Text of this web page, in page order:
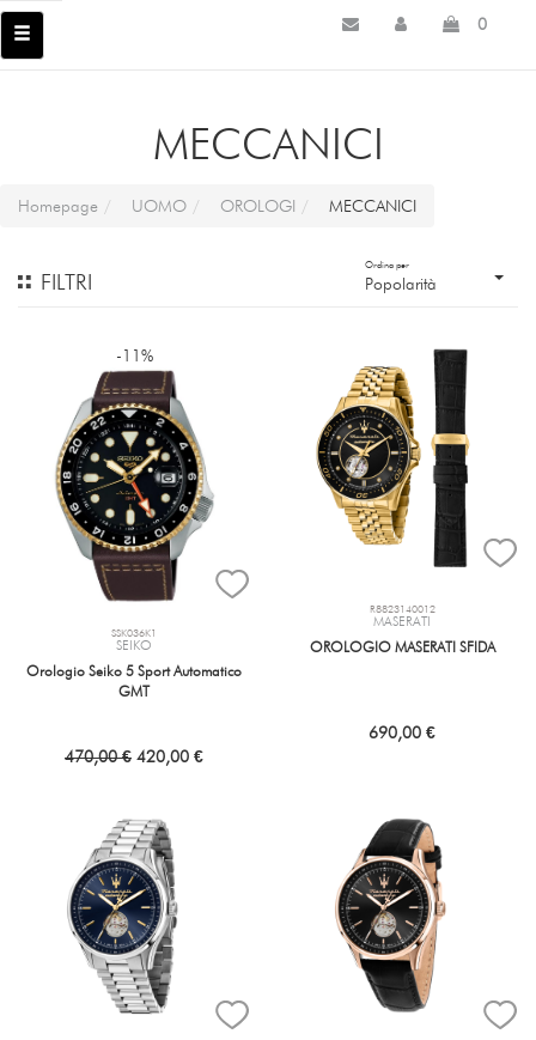
0
MECCANICI
Homepage UOMO OROLOGI MECCANICI
FILTRI
Ordina per
Popolarità
-11%
SSK036K1
SEIKO
Orologio Seiko 5 Sport Automatico
GMT
470,00 € 420,00 €
R8823140012
MASERATI
OROLOGIO MASERATI SFIDA
690,00 €